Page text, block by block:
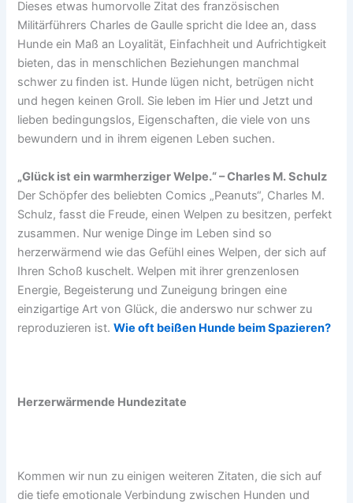
Dieses etwas humorvolle Zitat des französischen
Militärführers Charles de Gaulle spricht die Idee an, dass
Hunde ein Maß an Loyalität, Einfachheit und Aufrichtigkeit
bieten, das in menschlichen Beziehungen manchmal
schwer zu finden ist. Hunde lügen nicht, betrügen nicht
und hegen keinen Groll. Sie leben im Hier und Jetzt und
lieben bedingungslos, Eigenschaften, die viele von uns
bewundern und in ihrem eigenen Leben suchen.
„Glück ist ein warmherziger Welpe.“ – Charles M. Schulz
Der Schöpfer des beliebten Comics „Peanuts“, Charles M.
Schulz, fasst die Freude, einen Welpen zu besitzen, perfekt
zusammen. Nur wenige Dinge im Leben sind so
herzerwärmend wie das Gefühl eines Welpen, der sich auf
Ihren Schoß kuschelt. Welpen mit ihrer grenzenlosen
Energie, Begeisterung und Zuneigung bringen eine
einzigartige Art von Glück, die anderswo nur schwer zu
reproduzieren ist.Wie oft beißen Hunde beim Spazieren?
Herzerwärmende Hundezitate
Kommen wir nun zu einigen weiteren Zitaten, die sich auf
die tiefe emotionale Verbindung zwischen Hunden und